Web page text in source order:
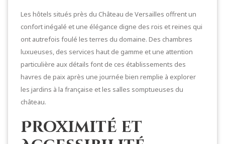
Les hôtels situés près du Château de Versailles offrent un
confort inégalé et une élégance digne des rois et reines qui
ont autrefois foulé les terres du domaine. Des chambres
luxueuses, des services haut de gamme et une attention
particulière aux détails font de ces établissements des
havres de paix après une journée bien remplie à explorer
les jardins à la française et les salles somptueuses du
château.
Proximité et